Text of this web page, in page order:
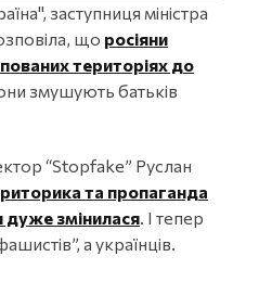
заступниця міністра
що росіяни
територіях до
змушують батьків
“Stopfake” Руслан
риторика та пропаганда
дуже змінилася . І тепер
а українців.